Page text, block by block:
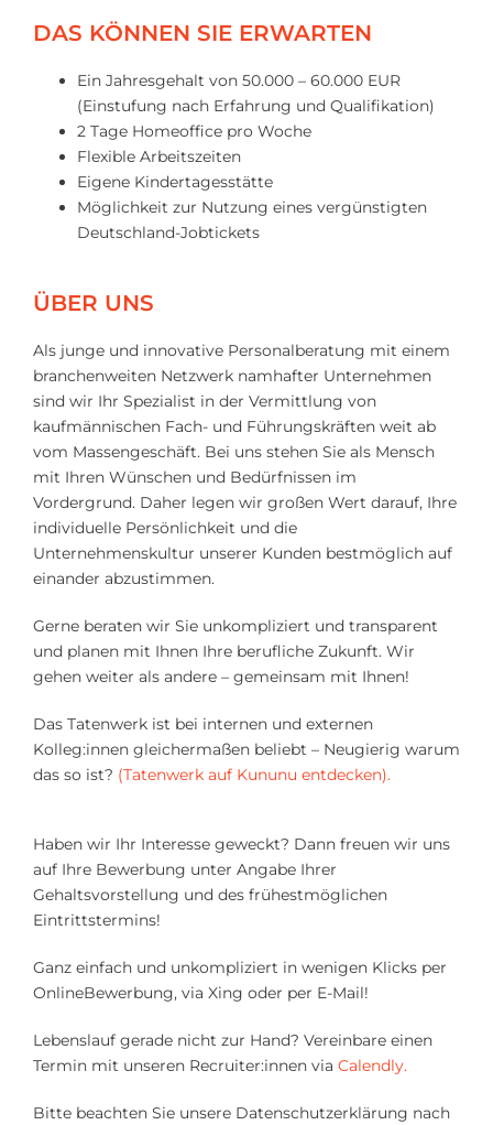
DAS KÖNNEN SIE ERWARTEN
Ein Jahresgehalt von 50.000 – 60.000 EUR
(Einstufung nach Erfahrung und Qualifikation)
2 Tage Homeoffice pro Woche
Flexible Arbeitszeiten
Eigene Kindertagesstätte
Möglichkeit zur Nutzung eines vergünstigten
Deutschland-Jobtickets
ÜBER UNS
Als junge und innovative Personalberatung mit einem
branchenweiten Netzwerk namhafter Unternehmen
sind wir Ihr Spezialist in der Vermittlung von
kaufmännischen Fach- und Führungskräften weit ab
vom Massengeschäft. Bei uns stehen Sie als Mensch
mit Ihren Wünschen und Bedürfnissen im
Vordergrund. Daher legen wir großen Wert darauf, Ihre
individuelle Persönlichkeit und die
Unternehmenskultur unserer Kunden bestmöglich auf
einander abzustimmen.
Gerne beraten wir Sie unkompliziert und transparent
und planen mit Ihnen Ihre berufliche Zukunft. Wir
gehen weiter als andere – gemeinsam mit Ihnen!
Das Tatenwerk ist bei internen und externen
Kolleg:innen gleichermaßen beliebt – Neugierig warum
das so ist? (Tatenwerk auf Kununu entdecken).
Haben wir Ihr Interesse geweckt? Dann freuen wir uns
auf Ihre Bewerbung unter Angabe Ihrer
Gehaltsvorstellung und des frühestmöglichen
Eintrittstermins!
Ganz einfach und unkompliziert in wenigen Klicks per
OnlineBewerbung, via Xing oder per E-Mail!
Lebenslauf gerade nicht zur Hand? Vereinbare einen
Termin mit unseren Recruiter:innen via Calendly.
Bitte beachten Sie unsere Datenschutzerklärung nach